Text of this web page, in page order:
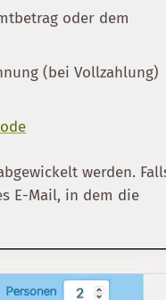
oder dem
(bei Vollzahlung)
werden.
E-Mail, in dem die